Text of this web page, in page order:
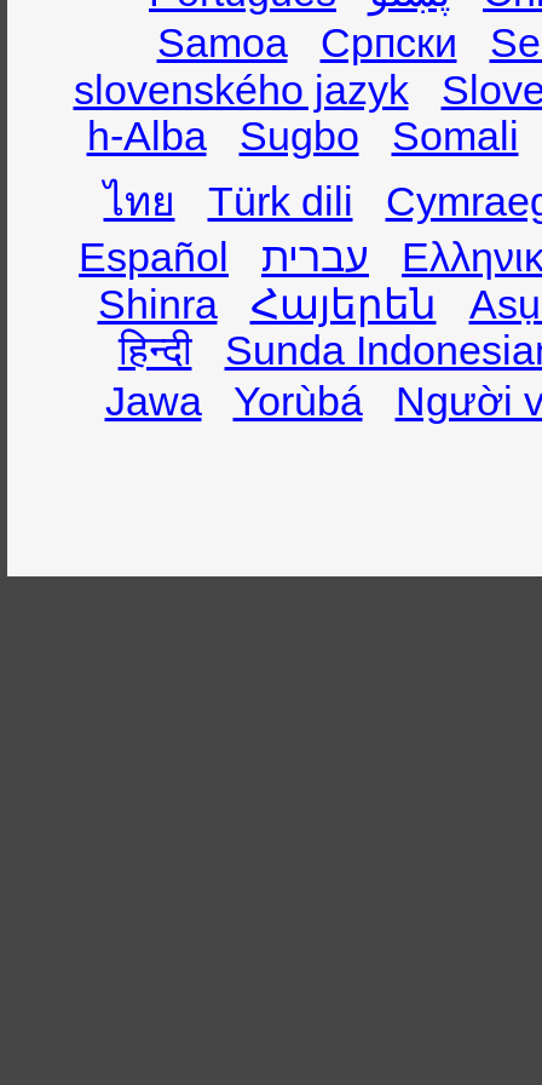
Samoa
Српски
slovenského jazyk
h-Alba
Sugbo
Somali
ไทย
Türk dili
Español
עברית
Shinra
Հայերեն
हिन्दी
Sunda
Jawa
Yorùbá Người